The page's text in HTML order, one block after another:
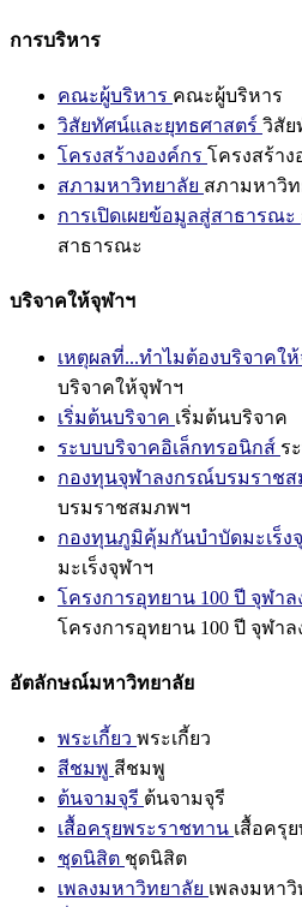
การบริหาร
คณะผู้บริหาร คณะผู้บริหาร
วิสัยทัศน์และยุทธศาสตร์ วิสัย
โครงสร้างองค์กร โครงสร้าง
สภามหาวิทยาลัย สภามหาวิท
การเปิดเผยข้อมูลสู่สาธารณะ
สาธารณะ
บริจาคให้จุฬาฯ
เหตุผลที่...ทำไมต้องบริจาคใ
บริจาคให้จุฬาฯ
เริ่มต้นบริจาค เริ่มต้นบริจาค
ระบบบริจาคอิเล็กทรอนิกส์ ร
กองทุนจุฬาลงกรณ์บรมราช
บรมราชสมภพฯ
กองทุนภูมิคุ้มกันบำบัดมะเร็ง
มะเร็งจุฬาฯ
โครงการอุทยาน 100 ปี จุฬา
โครงการอุทยาน 100 ปี จุฬา
อัตลักษณ์มหาวิทยาลัย
พระเกี้ยว พระเกี้ยว
สีชมพู สีชมพู
ต้นจามจุรี ต้นจามจุรี
เสื้อครุยพระราชทาน เสื้อครุ
ชุดนิสิต ชุดนิสิต
เพลงมหาวิทยาลัย เพลงมหา